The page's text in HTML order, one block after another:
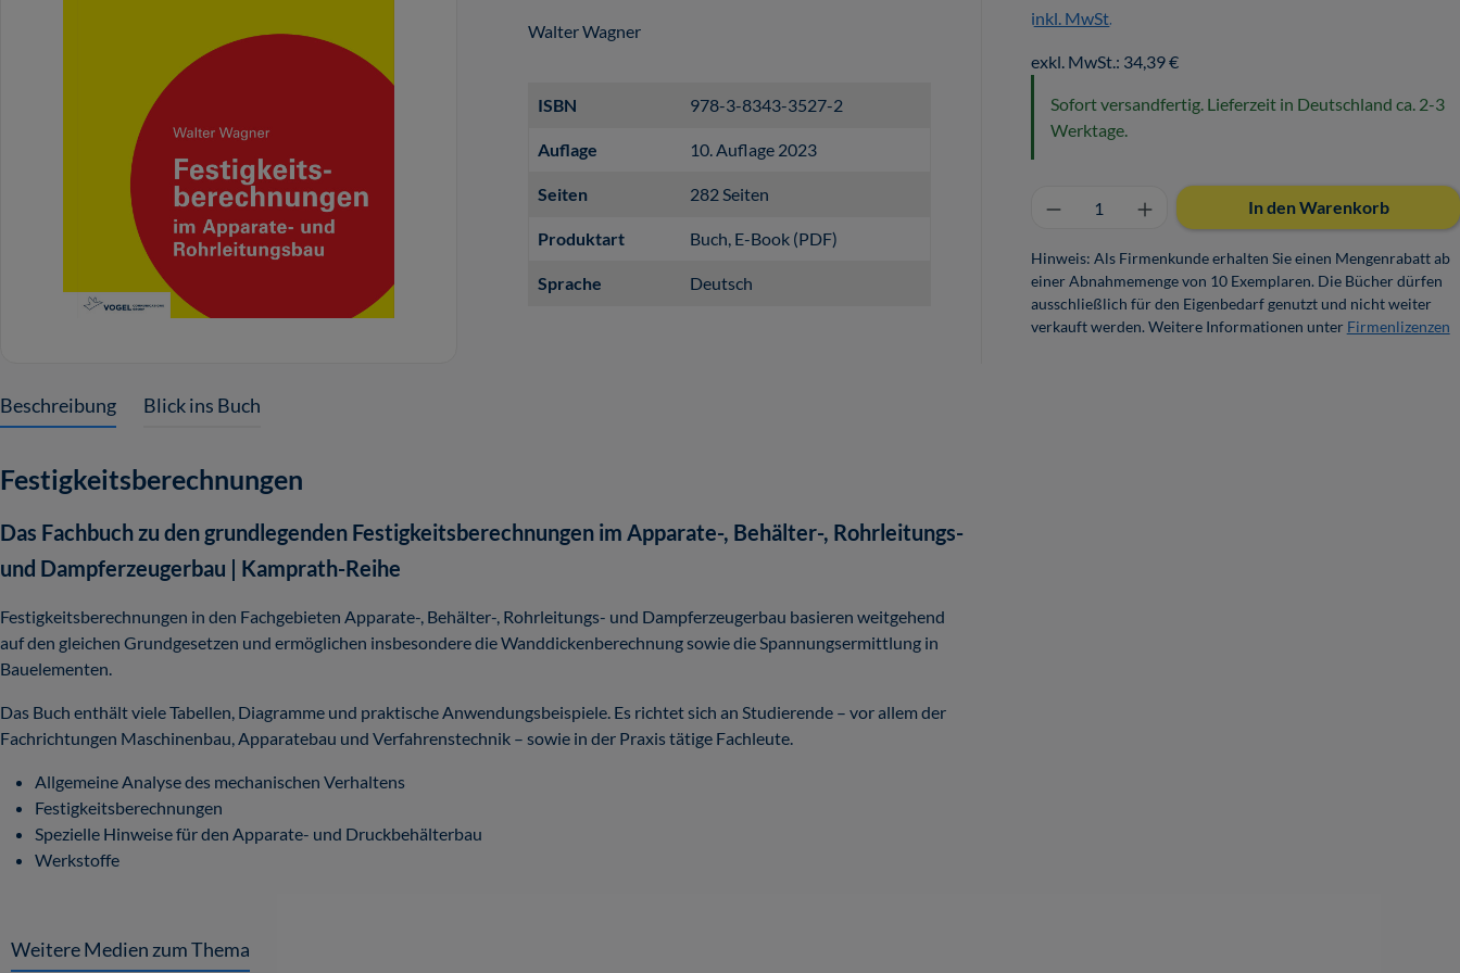
Walter Wagner
ISBN 978-3-8343-3527-2
Auflage 10. Auflage 2023
Seiten 282 Seiten
Produktart Buch, E-Book (PDF)
Sprache Deutsch
inkl. MwSt.
exkl. MwSt.: 34,39 €
Sofort versandfertig. Lieferzeit in Deutschland ca. 2-3
Werktage.
Produkt Anzahl: Gib denIn den Warenkorb
Hinweis: Als Firmenkunde erhalten Sie einen Mengenrabatt ab
einer Abnahmemenge von 10 Exemplaren. Die Bücher dürfen
ausschließlich für den Eigenbedarf genutzt und nicht weiter
verkauft werden. Weitere Informationen unter Firmenlizenzen
Beschreibung Blick ins Buch
Festigkeitsberechnungen
Das Fachbuch zu den grundlegenden Festigkeitsberechnungen im Apparate-, Behälter-, Rohrleitungs-
und Dampferzeugerbau | Kamprath-Reihe
Festigkeitsberechnungen in den Fachgebieten Apparate-, Behälter-, Rohrleitungs- und Dampferzeugerbau basieren weitgehend
auf den gleichen Grundgesetzen und ermöglichen insbesondere die Wanddickenberechnung sowie die Spannungsermittlung in
Bauelementen.
Das Buch enthält viele Tabellen, Diagramme und praktische Anwendungsbeispiele. Es richtet sich an Studierende – vor allem der
Fachrichtungen Maschinenbau, Apparatebau und Verfahrenstechnik – sowie in der Praxis tätige Fachleute.
Allgemeine Analyse des mechanischen Verhaltens
Festigkeitsberechnungen
Spezielle Hinweise für den Apparate- und Druckbehälterbau
Werkstoffe
Weitere Medien zum Thema